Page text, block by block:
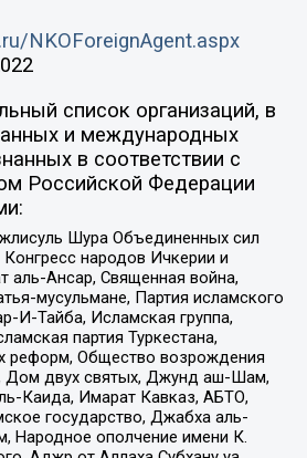
NKOForeignAgent.aspx
список организаций, в
и международных
в соответствии с
Российской Федерации
Шура Объединенных сил
народов Ичкерии и
аль-Ансар, Священная война,
мусульмане, Партия исламского
И-Тайба, Исламская группа,
партия Туркестана,
реформ, Общество возрождения
Дом двух святых, Джунд аш-Шам,
Каида, Имарат Кавказ, АБТО,
государство, Джабха аль-
Народное ополчение имени К.